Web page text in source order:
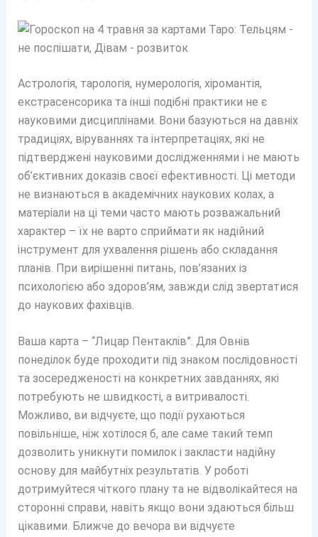
Астрологія, тарологія, нумерологія, хіромантія,
екстрасенсорика та інші подібні практики не є
науковими дисциплінами. Вони базуються на давніх
традиціях, віруваннях та інтерпретаціях, які не
підтверджені науковими дослідженнями і не мають
об’єктивних доказів своєї ефективності. Ці методи
не визнаються в академічних наукових колах, а
матеріали на ці теми часто мають розважальний
характер – їх не варто сприймати як надійний
інструмент для ухвалення рішень або складання
планів. При вирішенні питань, пов’язаних із
психологією або здоров’ям, завжди слід звертатися
до наукових фахівців.
Ваша карта – “Лицар Пентаклів”. Для Овнів
понеділок буде проходити під знаком послідовності
та зосередженості на конкретних завданнях, які
потребують не швидкості, а витривалості.
Можливо, ви відчуєте, що події рухаються
повільніше, ніж хотілося б, але саме такий темп
дозволить уникнути помилок і закласти надійну
основу для майбутніх результатів. У роботі
дотримуйтеся чіткого плану та не відволікайтеся на
сторонні справи, навіть якщо вони здаються більш
цікавими. Ближче до вечора ви відчуєте